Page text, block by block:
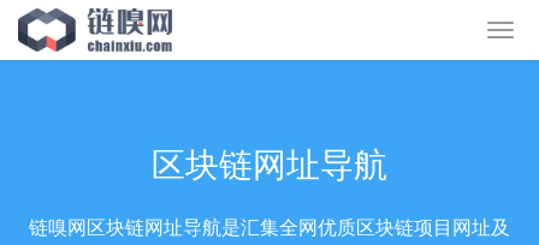
区块链网址导航
链嗅网区块链网址导航是汇集全网优质区块链项目网址及